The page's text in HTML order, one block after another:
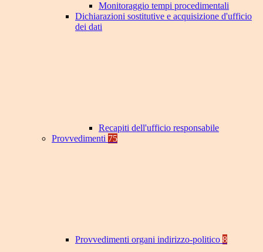
Monitoraggio tempi procedimentali
Dichiarazioni sostitutive e acquisizione d'ufficio
dei dati
Recapiti dell'ufficio responsabile
Provvedimenti 75
Provvedimenti organi indirizzo-politico 8